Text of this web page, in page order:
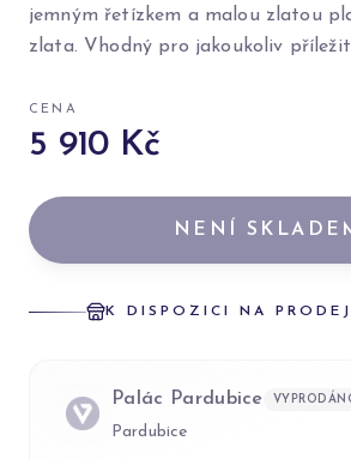
jemným řetízkem a malou zlatou
zlata. Vhodný pro jakoukoliv
CENA
5 910 Kč
NENÍ
K DISPOZICI NA
Palác Pardubice
Pardubice